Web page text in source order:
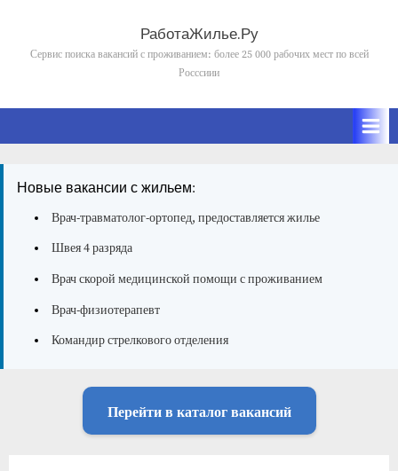
content
РаботаЖилье.Ру
Сервис поиска вакансий с проживанием: более 25 000 рабочих мест по всей
Росссиии
Новые вакансии с жильем:
Врач-травматолог-ортопед, предоставляется жилье
Швея 4 разряда
Врач скорой медицинской помощи с проживанием
Врач-физиотерапевт
Командир стрелкового отделения
Перейти в каталог вакансий